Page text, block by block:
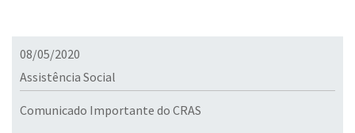
08/05/2020
Assistência Social
Comunicado Importante do CRAS